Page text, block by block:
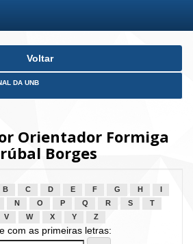
Voltar
DA UNB
Orientador Formiga
Borges
B C D E F G H
N O P Q R S
T
V W X Y Z
com as primeiras letras: